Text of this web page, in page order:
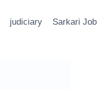
judiciary Sarkari Job